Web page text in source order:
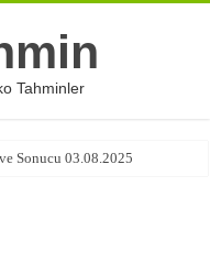
Tahminler
Sonucu 03.08.2025